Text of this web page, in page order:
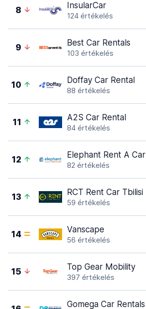
8 InsularCar
124 értékelés
9 Best Car Rentals
103 értékelés
10 Doffay Car Rental
88 értékelés
11 A2S Car Rental
84 értékelés
12 Elephant Rent A Car
82 értékelés
13 RCT Rent Car Tbilisi
59 értékelés
14 Vanscape
56 értékelés
15 Top Gear Mobility
397 értékelés
Gomega Car Rentals